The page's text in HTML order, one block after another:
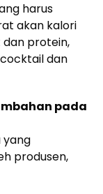
harus
akan kalori
protein,
dan
pada
yang
produsen,